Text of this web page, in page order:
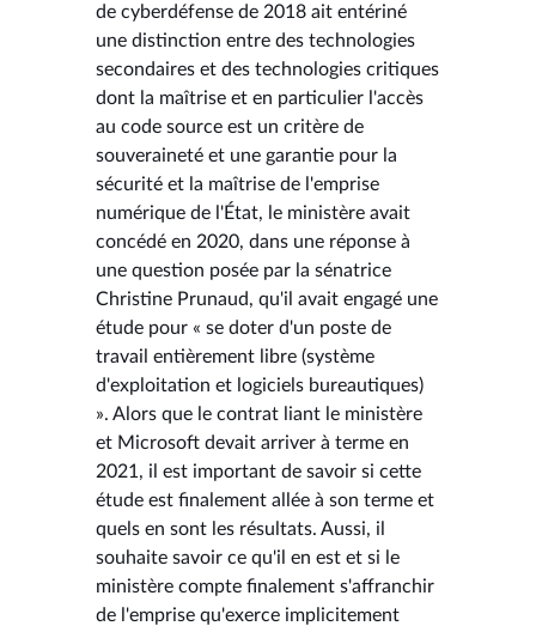
de cyberdéfense de 2018 ait entériné
une distinction entre des technologies
secondaires et des technologies critiques
dont la maîtrise et en particulier l'accès
au code source est un critère de
souveraineté et une garantie pour la
sécurité et la maîtrise de l'emprise
numérique de l'État, le ministère avait
concédé en 2020, dans une réponse à
une question posée par la sénatrice
Christine Prunaud, qu'il avait engagé une
étude pour « se doter d'un poste de
travail entièrement libre (système
d'exploitation et logiciels bureautiques)
». Alors que le contrat liant le ministère
et Microsoft devait arriver à terme en
2021, il est important de savoir si cette
étude est finalement allée à son terme et
quels en sont les résultats. Aussi, il
souhaite savoir ce qu'il en est et si le
ministère compte finalement s'affranchir
de l'emprise qu'exerce implicitement